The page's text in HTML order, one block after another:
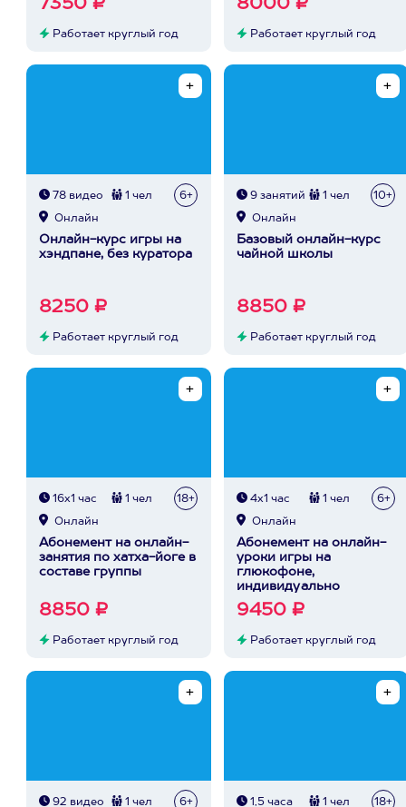
7350 ₽
Работает круглый год
8000 ₽
Работает круглый год
78 видео 1 чел 6+
Онлайн
Онлайн-курс игры на
хэндпане, без куратора
8250 ₽
Работает круглый год
9 занятий 1 чел 10+
Онлайн
Базовый онлайн-курс
чайной школы
8850 ₽
Работает круглый год
16х1 час 1 чел 18+
Онлайн
Абонемент на онлайн-
занятия по хатха-йоге в
составе группы
8850 ₽
Работает круглый год
4х1 час 1 чел 6+
Онлайн
Абонемент на онлайн-
уроки игры на
глюкофоне,
индивидуально
9450 ₽
Работает круглый год
92 видео 1 чел 6+ 1,5 часа 1 чел 18+